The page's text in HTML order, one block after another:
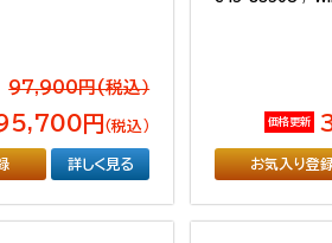
97,900円(税込）
円 （税込）
詳しく見る
価格更新
お気入り登